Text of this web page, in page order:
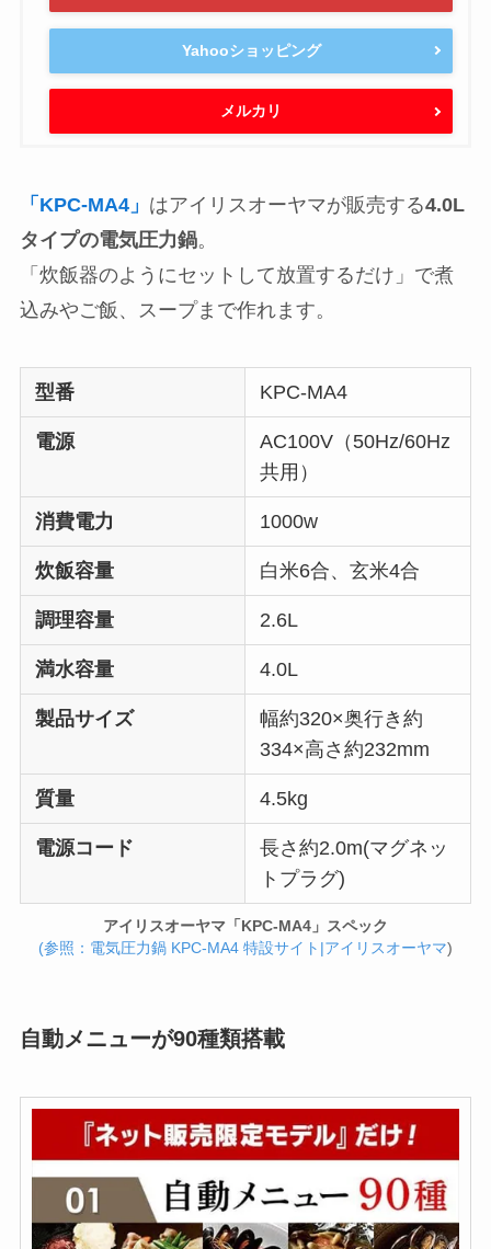
Yahooショッピング
メルカリ
「KPC-MA4」 はアイリスオーヤマが販売する4.0L
タイプの電気圧力鍋。
「炊飯器のようにセットして放置するだけ」で煮
込みやご飯、スープまで作れます。
型番 KPC-MA4
電源
AC100V（50Hz/60Hz
共用）
消費電力 1000w
炊飯容量 白米6合、玄米4合
調理容量 2.6L
満水容量 4.0L
製品サイズ
幅約320×奥行き約
334×高さ約232mm
質量 4.5kg
電源コード
長さ約2.0m(マグネッ
トプラグ)
アイリスオーヤマ「KPC-MA4」スペック
(参照：電気圧力鍋 KPC-MA4 特設サイト|アイリスオーヤマ)
自動メニューが90種類搭載